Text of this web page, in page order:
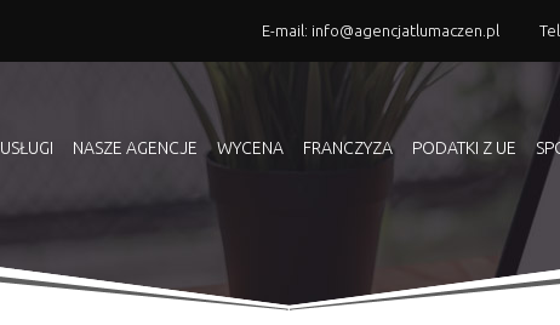
USŁUGI NASZE AGENCJE WYCENA FRANCZYZA PODATKI Z UE
E-mail: info@agencjatlumaczen.pl